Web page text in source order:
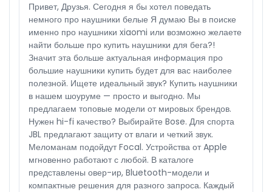
Привет, Друзья. Сегодня я бы хотел поведать
немного про наушники белые Я думаю Вы в поиске
именно про наушники xiaomi или возможно желаете
найти больше про купить наушники для бега?!
Значит эта больше актуальная информация про
большие наушники купить будет для вас наиболее
полезной. Ищете идеальный звук? Купить наушники
в нашем шоуруме — просто и выгодно. Мы
предлагаем топовые модели от мировых брендов.
Нужен hi-fi качество? Выбирайте Bose. Для спорта
JBL предлагают защиту от влаги и четкий звук.
Меломанам подойдут Focal. Устройства от Apple
мгновенно работают с любой. В каталоге
представлены овер-ир, Bluetooth-модели и
компактные решения для разного запроса. Каждый